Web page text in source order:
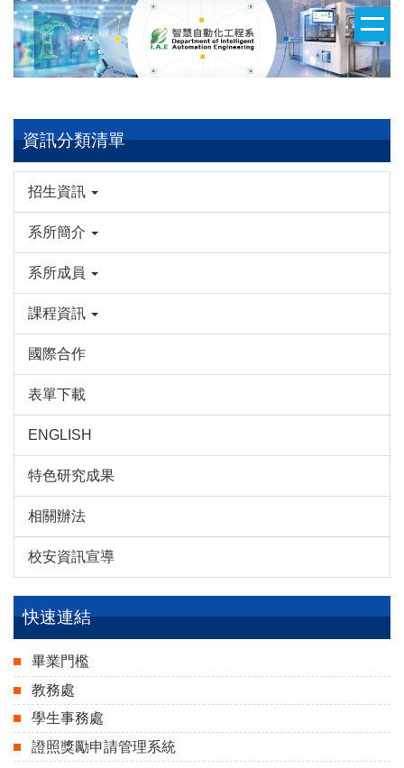
跳
到
主
要
容
區資訊分類清單
招生資訊
系所簡介
系所成員
課程資訊
國際合作
表單下載
ENGLISH
特色研究成果
相關辦法
校安資訊宣導
快速連結
畢業門檻
教務處
學生事務處
證照獎勵申請管理系統